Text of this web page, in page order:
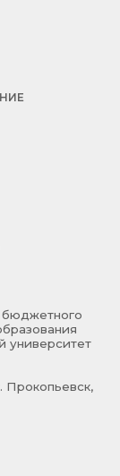
бюджетного
университет
Прокопьевск,